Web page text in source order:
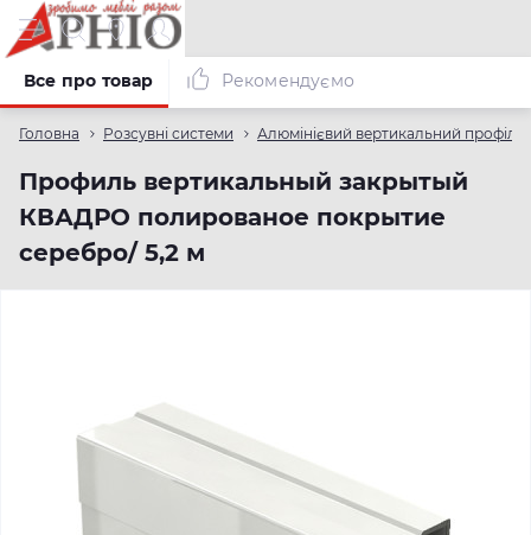
Головна Розсувні системи Алюмінієвий вертикальний профіль
Профиль вертикальный закрытый
КВАДРО полированое покрытие
серебро/ 5,2 м
Все про товар Рекомендуємо